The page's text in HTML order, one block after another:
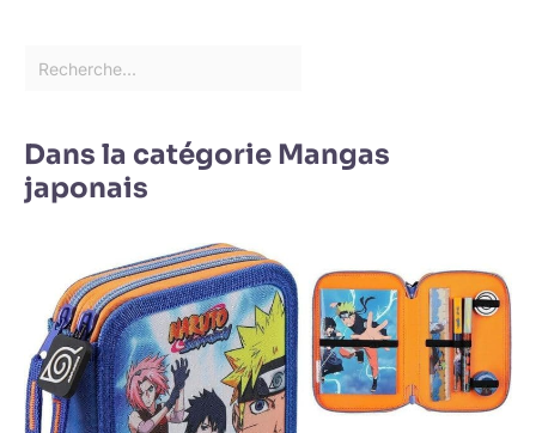
Dans la catégorie Mangas
japonais